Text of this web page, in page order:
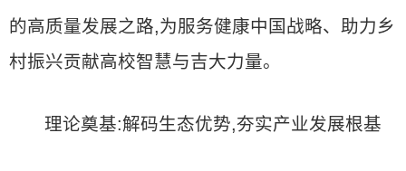
的高质量发展之路,为服务健康中国战略、助力乡
村振兴贡献高校智慧与吉大力量。
理论奠基:解码生态优势,夯实产业发展根基